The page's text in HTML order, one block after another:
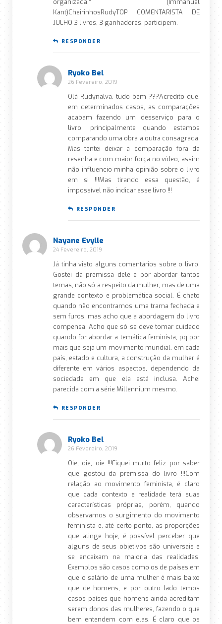
Kant)CheirinhosRudyTOP COMENTARISTA DE
JULHO 3 livros, 3 ganhadores, participem.
RESPONDER
Ryoko Bel
26 Fevereiro, 2019
Olá Rudynalva, tudo bem ???Acredito que,
em determinados casos, as comparações
acabam fazendo um desserviço para o
livro, principalmente quando estamos
comparando uma obra a outra consagrada.
Mas tentei deixar a comparação fora da
resenha e com maior força no vídeo, assim
não influencio minha opinião sobre o livro
em si !!!Mas tirando essa questão, é
impossível não indicar esse livro !!!
RESPONDER
Nayane Evylle
24 Fevereiro, 2019
Já tinha visto alguns comentários sobre o livro.
Gostei da premissa dele e por abordar tantos
temas, não só a respeito da mulher, mas de uma
grande contexto e problemática social. É chato
quando não encontramos uma trama fechada e
sem furos, mas acho que a abordagem do livro
compensa. Acho que só se deve tomar cuidado
quando for abordar a temática feminista, pq por
mais que seja um movimento mundial, em cada
país, estado e cultura, a construção da mulher é
diferente em vários aspectos, dependendo da
sociedade em que ela está inclusa. Achei
parecida com a série Millennium mesmo.
RESPONDER
Ryoko Bel
26 Fevereiro, 2019
Oie, oie, oie !!!Fiquei muito feliz por saber
que gostou da premissa do livro !!!Com
relação ao movimento feminista, é claro
que cada contexto e realidade terá suas
características próprias, porém, quando
observamos o surgimento do movimento
feminista e, até certo ponto, as proporções
que atinge hoje, é possível perceber que
alguns de seus objetivos são universais e
se encaixam na maioria das realidades.
Exemplos são casos como os de países em
que o salário de uma mulher é mais baixo
que de homens, e por outro lado temos
casos países que homens ainda acreditam
serem donos das mulheres, fazendo o que
bem entendem com elas. É claro que os